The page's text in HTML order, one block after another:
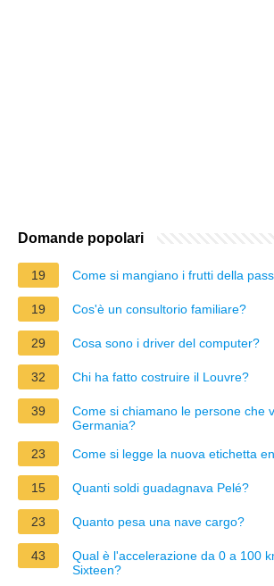
Domande popolari
19 Come si mangiano i frutti della
19 Cos'è un consultorio familiare?
29 Cosa sono i driver del computer?
32 Chi ha fatto costruire il Louvre?
39
Come si chiamano le persone che
Germania?
23
Come si legge la nuova etichetta
15 Quanti soldi guadagnava Pelé?
23 Quanto pesa una nave cargo?
43
Qual è l'accelerazione da 0 a 100
Sixteen?